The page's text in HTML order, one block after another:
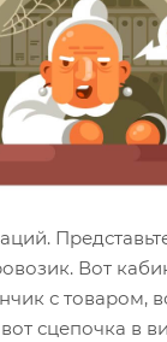
Вот
с товаром,
сцепочка в